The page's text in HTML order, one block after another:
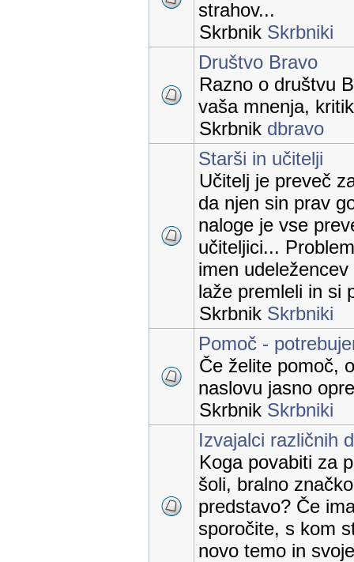
strahov...
Skrbnik Skrbniki
Društvo Bravo
Razno o društvu
vaša mnenja,
Skrbnik dbravo
Starši in učitelji
Učitelj je preveč
da njen sin prav
naloge je vse
učiteljici...
imen
laže premleli in si
Skrbnik Skrbniki
Pomoč -
Če želite pomoč,
naslovu jasno
Skrbnik Skrbniki
Izvajalci različnih
Koga povabiti za
šoli, bralno
predstavo? Če
sporočite, s kom
novo temo in